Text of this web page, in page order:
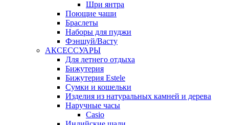
Шри янтра
Поющие чаши
Браслеты
Наборы для пуджи
Фэншуй/Васту
АКСЕССУАРЫ
Для летнего отдыха
Бижутерия
Бижутерия Estele
Сумки и кошельки
Изделия из натуральных камней и дерева
Наручные часы
Casio